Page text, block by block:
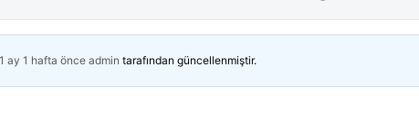
1 ay 1 hafta önce admin tarafından güncellenmiştir.